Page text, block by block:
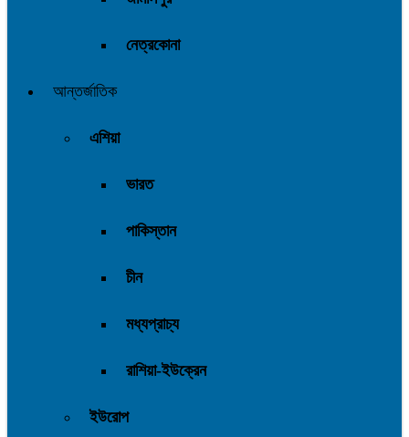
নেত্রকোনা
আন্তর্জাতিক
এশিয়া
ভারত
পাকিস্তান
চীন
মধ্যপ্রাচ্য
রাশিয়া-ইউক্রেন
ইউরোপ